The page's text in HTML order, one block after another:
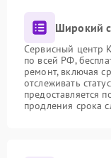
Широкий
Сервисный центр
по всей РФ,
ремонт, включая
отслеживать
предоставляется
продления срока